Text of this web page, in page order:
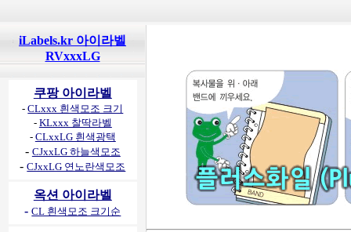
iLabels.kr 아이라벨
RVxxxLG
쿠팡 아이라벨
-CLxxx 흰색모조 크기
- KLxxx 찰딱라벨
- CLxxLG 흰색광택
- CJxxLG 하늘색모조
-CJxxLG 연노란색모조
옥션 아이라벨
-CL 흰색모조 크기순